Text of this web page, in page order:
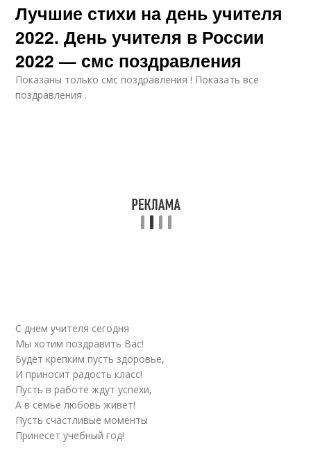
Учитель в прозе
Пожелания с днем
учителя
Слова с днем учителя
Лучшие стихи на день учителя
2022. День учителя в России
2022 — смс поздравления
Показаны только смс поздравления ! Показать все
поздравления .
С днем учителя сегодня
Мы хотим поздравить Вас!
Будет крепким пусть здоровье,
И приносит радость класс!
Пусть в работе ждут успехи,
А в семье любовь живет!
Пусть счастливые моменты
Принесет учебный год!